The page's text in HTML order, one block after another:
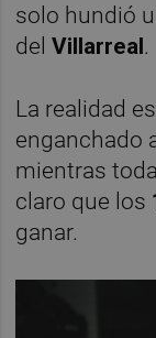
solo hundió
delVillarreal.
La realidad
enganchado
mientras
claro que los
ganar.